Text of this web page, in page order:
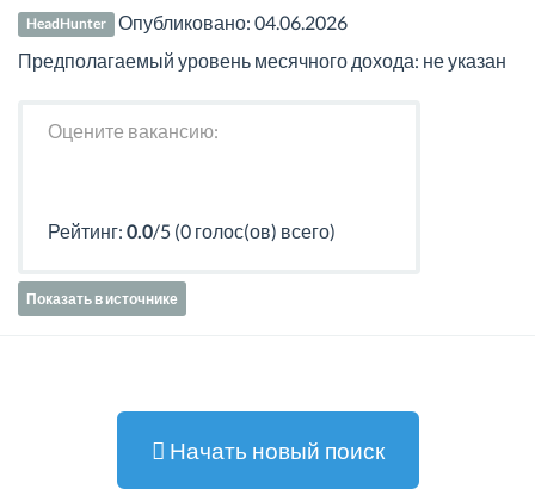
HeadHunter Опубликовано:04.06.2026
Предполагаемый уровень месячного дохода: не указан
Оцените вакансию:
Рейтинг: 0.0/5 (0 голос(ов) всего)
Показать в источнике
Начать новый поиск